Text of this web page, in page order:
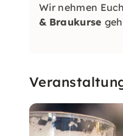
Wir nehmen
& Braukurse